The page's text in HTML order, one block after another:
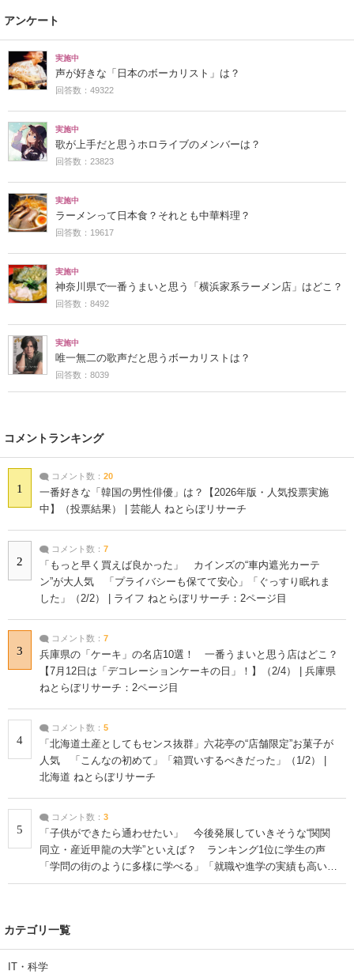
アンケート
実施中
声が好きな「日本のボーカリスト」は？
回答数：49322
実施中
歌が上手だと思うホロライブのメンバーは？
回答数：23823
実施中
ラーメンって日本食？それとも中華料理？
回答数：19617
実施中
神奈川県で一番うまいと思う「横浜家系ラーメン店」はどこ？
回答数：8492
実施中
唯一無二の歌声だと思うボーカリストは？
回答数：8039
コメントランキング
1
コメント数： 20
一番好きな「韓国の男性俳優」は？【2026年版・人気投票実施
中】（投票結果） | 芸能人 ねとらぼリサーチ
2
コメント数： 7
「もっと早く買えば良かった」 カインズの“車内遮光カーテ
ン”が大人気 「プライバシーも保てて安心」「ぐっすり眠れま
した」（2/2） | ライフ ねとらぼリサーチ：2ページ目
3
コメント数： 7
兵庫県の「ケーキ」の名店10選！ 一番うまいと思う店はどこ？
【7月12日は「デコレーションケーキの日」！】（2/4） | 兵庫県
ねとらぼリサーチ：2ページ目
4
コメント数： 5
「北海道土産としてもセンス抜群」六花亭の“店舗限定”お菓子が
人気 「こんなの初めて」「箱買いするべきだった」（1/2） |
北海道 ねとらぼリサーチ
5
コメント数： 3
「子供ができたら通わせたい」 今後発展していきそうな“関関
同立・産近甲龍の大学”といえば？ ランキング1位に学生の声
「学問の街のように多様に学べる」「就職や進学の実績も高い」
| 大学 ねとらぼリサーチ
カテゴリ一覧
IT・科学